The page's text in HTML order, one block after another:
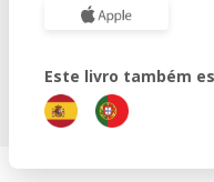
Este livro também